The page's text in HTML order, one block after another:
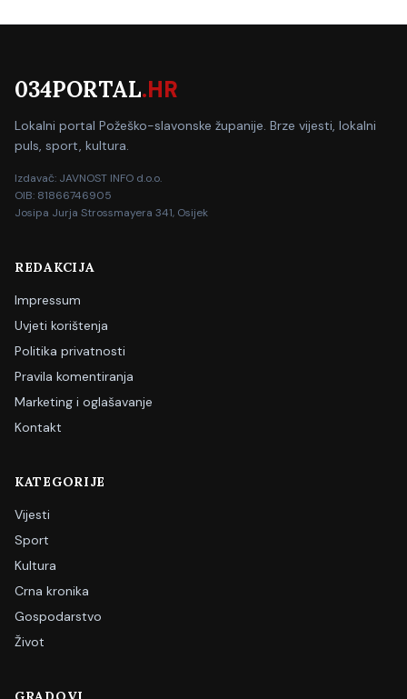
034PORTAL.HR
Lokalni portal Požeško-slavonske županije. Brze vijesti, lokalni
puls, sport, kultura.
Izdavač: JAVNOST INFO d.o.o.
OIB: 81866746905
Josipa Jurja Strossmayera 341, Osijek
REDAKCIJA
Impressum
Uvjeti korištenja
Politika privatnosti
Pravila komentiranja
Marketing i oglašavanje
Kontakt
KATEGORIJE
Vijesti
Sport
Kultura
Crna kronika
Gospodarstvo
Život